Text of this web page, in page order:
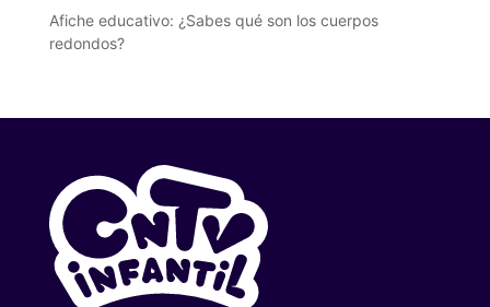
Afiche educativo: ¿Sabes qué son los cuerpos
redondos?